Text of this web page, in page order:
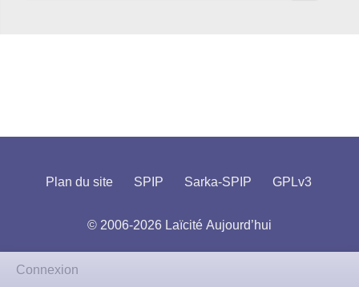
Plan du site SPIP Sarka-SPIP GPLv3
© 2006-2026 Laïcité Aujourd’hui
Connexion